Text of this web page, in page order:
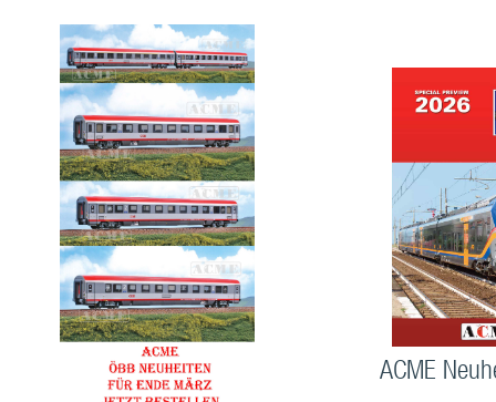
ACME